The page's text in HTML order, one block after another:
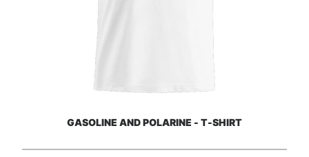
GASOLINE AND POLARINE - T-SHIRT